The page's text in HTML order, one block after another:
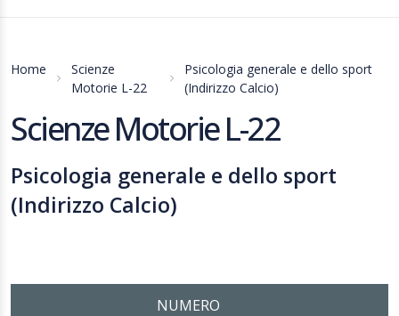
Home
Scienze
Motorie L-22
Psicologia generale e dello sport
(Indirizzo Calcio)
Scienze Motorie L-22
Psicologia generale e dello sport
(Indirizzo Calcio)
NUMERO